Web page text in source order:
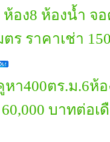
อง8 ห้องน้ำ จ
ตร ราคาเช่า
า400ตร.ม.6ห้
บาทต่อเ